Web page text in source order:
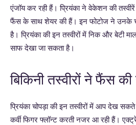
एंजॉय कर रही हैं। प्रियंका ने वेकेशन की
फैंस के साथ शेयर की हैं। इन फोटोज ने उनके
है। प्रियंका की इन तस्वीरों में निक और बेटी
साफ देखा जा सकता है।
बिकिनी तस्वीरों ने फैंस
प्रियंका चोपड़ा की इन तस्वीरों में आप देख
कर्वी फिगर फ्लॉन्ट करती नजर आ रही हैं।